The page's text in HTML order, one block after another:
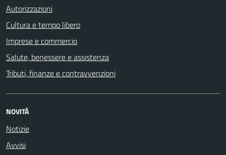
Autorizzazioni
Cultura e tempo libero
Imprese e commercio
Salute, benessere e assistenza
Tributi, finanze e contravvenzioni
NOVITÀ
Notizie
Avvisi